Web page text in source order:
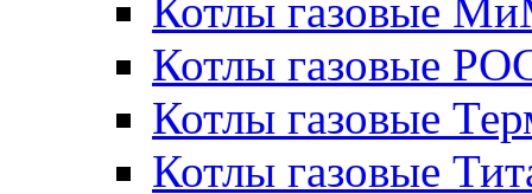
Котлы газовые
Котлы газовые
Котлы газовые
Котлы газовые